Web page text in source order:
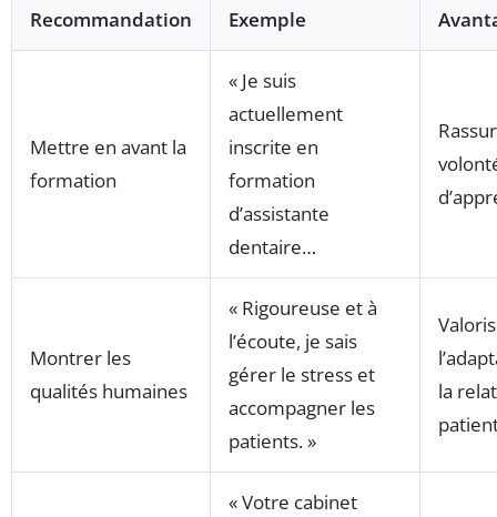
Recommandation Exemple
Mettre en avant la
formation
« Je suis
actuellement
inscrite en
formation
d’assistante
dentaire…
Montrer les
qualités humaines
« Rigoureuse et à
l’écoute, je sais
gérer le stress et
accompagner les
patients. »
la
« Votre cabinet